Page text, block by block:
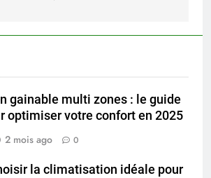
gainable multi zones : le guide
optimiser votre confort en 2025
2 mois ago 0
la climatisation idéale pour